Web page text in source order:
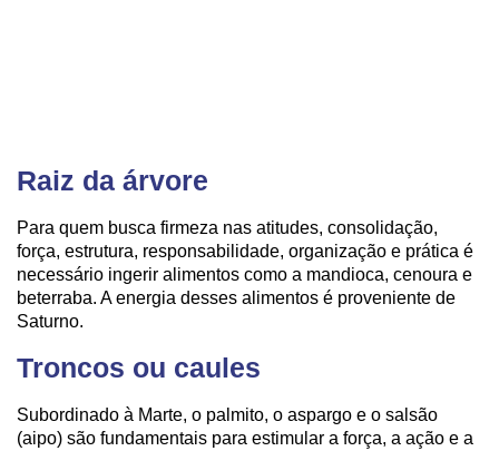
Raiz da árvore
Para quem busca firmeza nas atitudes, consolidação,
força, estrutura, responsabilidade, organização e prática é
necessário ingerir alimentos como a mandioca, cenoura e
beterraba. A energia desses alimentos é proveniente de
Saturno.
Troncos ou caules
Subordinado à Marte, o palmito, o aspargo e o salsão
(aipo) são fundamentais para estimular a força, a ação e a